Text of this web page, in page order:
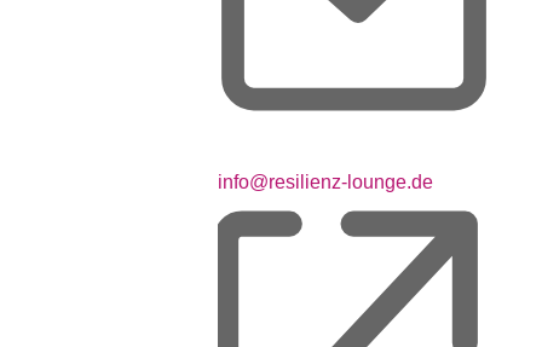
Email
info@resilienz-lounge.de